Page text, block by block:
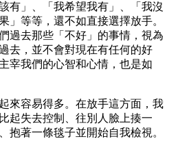
有」、「我希望我有」、「我沒
」等等，還不如直接選擇放手。
過去那些「不好」的事情，視為
去，並不會對現在有任何的好
宰我們的心智和心情，也是如
來容易得多。在放手這方面，我
起失去控制、往別人臉上揍一
抱著一條毯子並開始自我檢視。